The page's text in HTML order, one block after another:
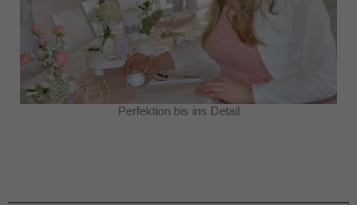
Perfektion bis ins Detail